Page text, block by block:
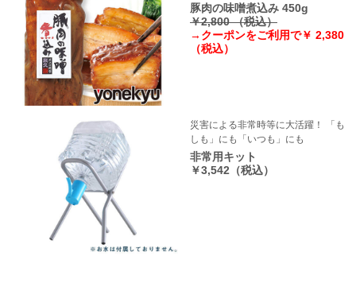
豚肉の味噌煮込み 450g
￥2,800 （税込）
→クーポンをご利用で￥ 2,380
（税込）
災害による非常時等に大活躍！ 「も
しも」にも「いつも」にも
非常用キット
￥3,542（税込）